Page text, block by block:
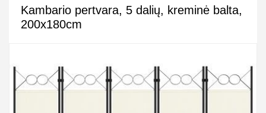
Kambario pertvara, 5 dalių, kreminė balta,
200x180cm